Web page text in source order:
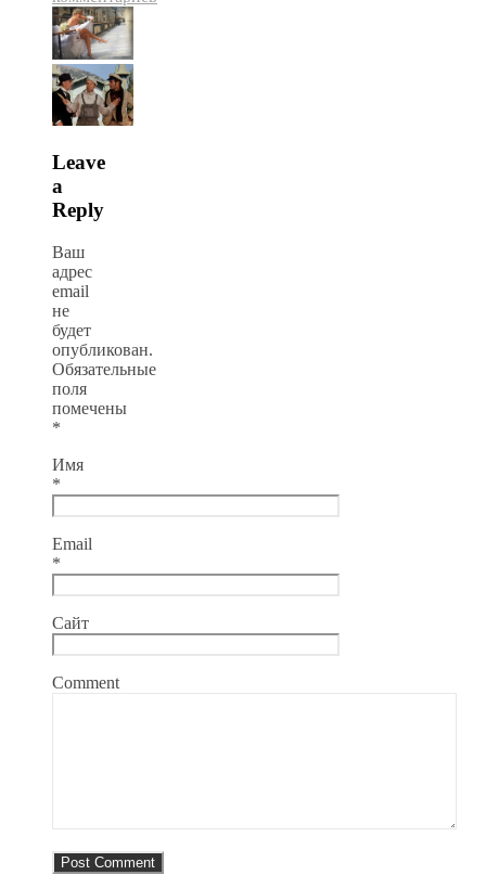
Leave
a
Reply
Ваш
адрес
email
не
будет
опубликован.
Обязательные
поля
помечены
*
Имя
*
Email
*
Сайт
Comment